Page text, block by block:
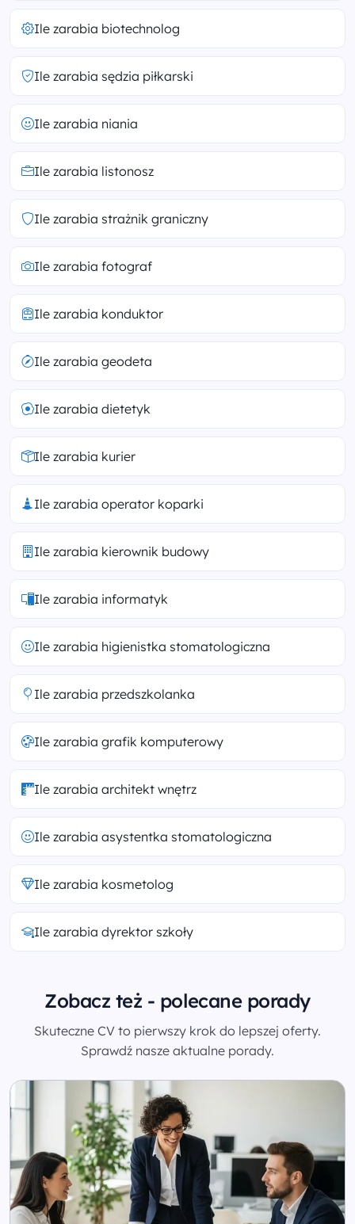
Ile zarabia biotechnolog
Ile zarabia sędzia piłkarski
Ile zarabia niania
Ile zarabia listonosz
Ile zarabia strażnik graniczny
Ile zarabia fotograf
Ile zarabia konduktor
Ile zarabia geodeta
Ile zarabia dietetyk
Ile zarabia kurier
Ile zarabia operator koparki
Ile zarabia kierownik budowy
Ile zarabia informatyk
Ile zarabia higienistka stomatologiczna
Ile zarabia przedszkolanka
Ile zarabia grafik komputerowy
Ile zarabia architekt wnętrz
Ile zarabia asystentka stomatologiczna
Ile zarabia kosmetolog
Ile zarabia dyrektor szkoły
Zobacz też - polecane porady
Skuteczne CV to pierwszy krok do lepszej oferty.
Sprawdź nasze aktualne porady.